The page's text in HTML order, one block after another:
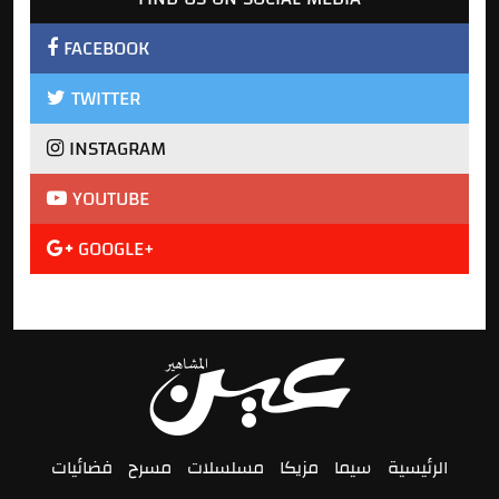
FACEBOOK
TWITTER
INSTAGRAM
YOUTUBE
GOOGLE+
الرئيسية سيما مزيكا مسلسلات مسرح فضائيات